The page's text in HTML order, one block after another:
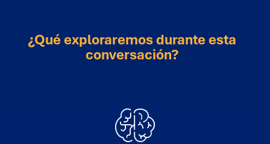
¿Qué exploraremos durante esta
conversación?